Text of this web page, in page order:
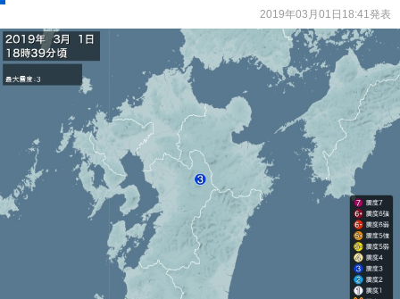
2019年03月01日18:41発表